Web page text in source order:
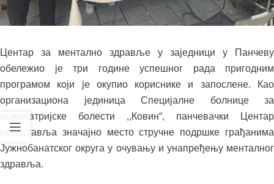
Центар за ментално здравље у заједници у Панчеву
обележио је три године успешног рада пригодним
програмом који је окупио кориснике и запослене. Као
организациона јединица Специјалне болнице за
психијатријске болести ,,Ковин“, панчевачки Центар
представља значајно место стручне подршке грађанима
Јужнобанатског округа у очувању и унапређењу менталног
здравља.